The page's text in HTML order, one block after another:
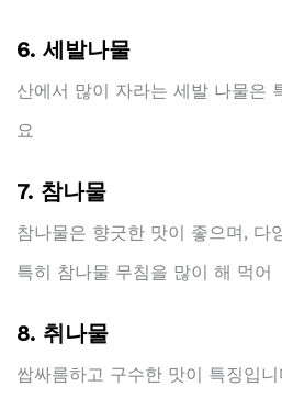
6. 세발나물
산에서 많이 자라는 세발 나물은
요
7. 참나물
참나물은 향긋한 맛이 좋으며, 다
특히 참나물 무침을 많이 해 먹어
8. 취나물
쌉싸름하고 구수한 맛이 특징입니